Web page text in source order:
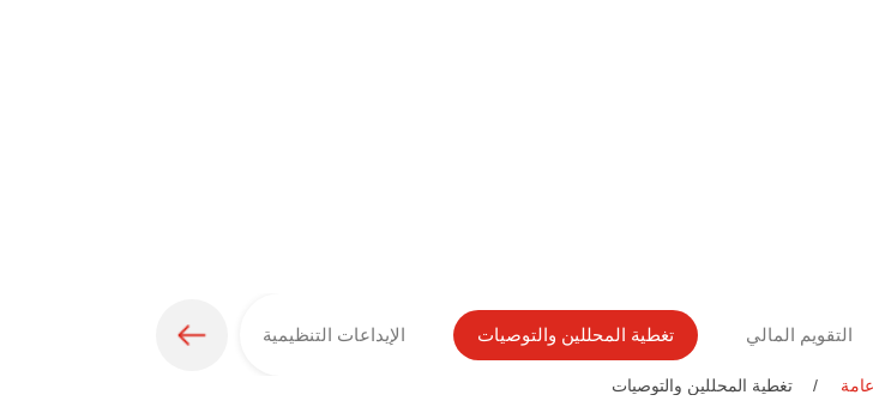
التقويم المالي تغطية المحللين والتوصيات الإيداعات التنظيمية معلومات الأرباح
تغطية المحللين والتوصيات